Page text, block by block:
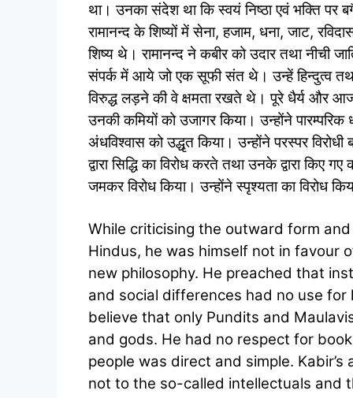
था। उनका संदेश था कि स्वयं निष्ठा एवं भक्ति पर
रामानन्द के शिष्यों में सेना, हजाम, धना, जाट,
शिष्य थे। रामानन्द ने कबीर को उदार तथा नीची
संपर्क में आये जो एक सूफी संत थे। उन्हें हिन्दुत्व तथा
विरुद्ध लड़ने की वे क्षमता रखते थे। पूरे धैर्य और
उनकी कमियों को उजागर किया। उन्होंने
अंधविश्वास को उद्धृत किया। उन्होंने परस्पर विरोधी
द्वारा सिद्धि का विरोध करते तथा उनके द्वारा किए
जमकर विरोध किया। उन्होंने स्पृश्यता का विरोध
While criticising the outward form
Hindus, he was himself not in favour
new philosophy. He preached that
and social differences had no use
believe that only Pundits and
and gods. He had no respect for
people was direct and simple.
not to the so-called intellectuals and